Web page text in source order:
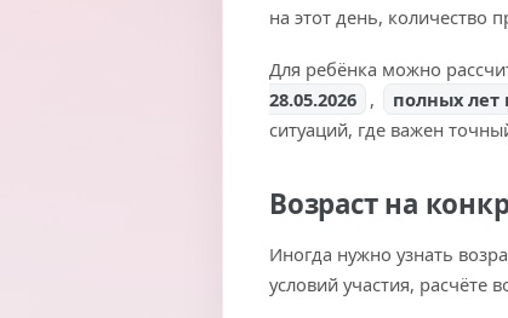
на этот день, количество
Для ребёнка можно
28.05.2026 , полных лет
ситуаций, где важен
Возраст на
Иногда нужно узнать
условий участия, расчёте